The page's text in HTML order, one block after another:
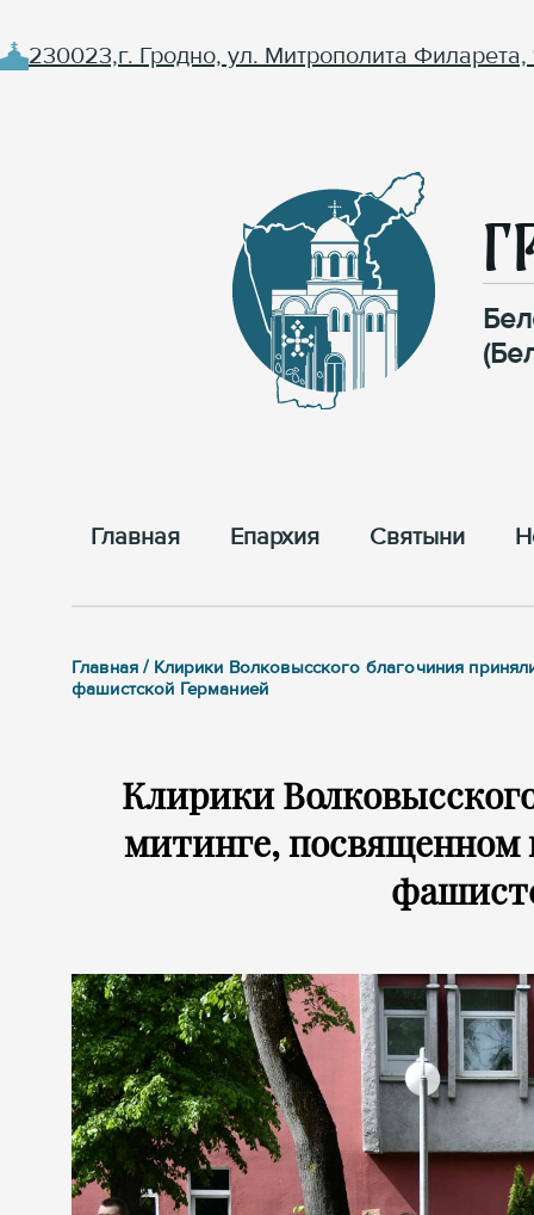
230023,г. Гродно, ул. Митрополита Филарета,
Главная Епархия Cвятыни
Главная / Клирики Волковысского благочиния
фашистской Германией
Клирики
митинге, посвященном